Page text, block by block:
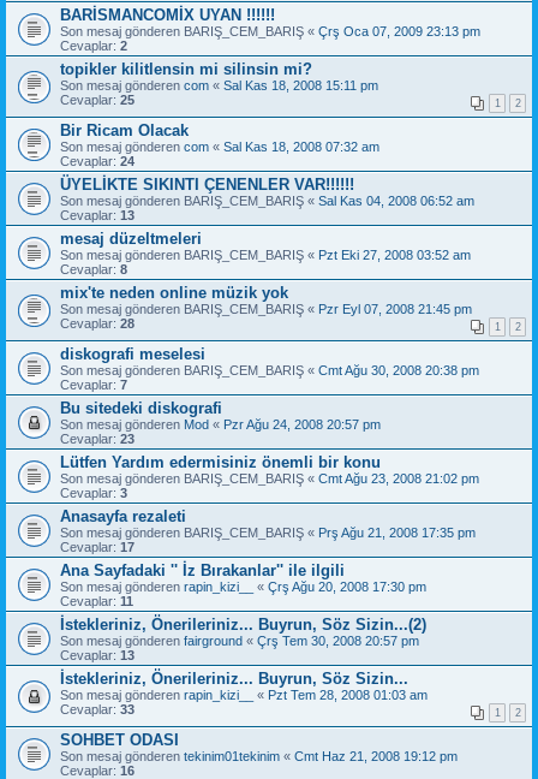
BARİSMANCOMİX UYAN !!!!!!
Son mesaj gönderen BARIŞ_CEM_BARIŞ « Çrş Oca 07, 2009 23:13 pm
Cevaplar: 2
topikler kilitlensin mi silinsin mi?
Son mesaj gönderen com « Sal Kas 18, 2008 15:11 pm
Cevaplar: 25 1 2
Bir Ricam Olacak
Son mesaj gönderen com « Sal Kas 18, 2008 07:32 am
Cevaplar: 24
ÜYELİKTE SIKINTI ÇENENLER VAR!!!!!!
Son mesaj gönderen BARIŞ_CEM_BARIŞ « Sal Kas 04, 2008 06:52 am
Cevaplar: 13
mesaj düzeltmeleri
Son mesaj gönderen BARIŞ_CEM_BARIŞ « Pzt Eki 27, 2008 03:52 am
Cevaplar: 8
mix'te neden online müzik yok
Son mesaj gönderen BARIŞ_CEM_BARIŞ « Pzr Eyl 07, 2008 21:45 pm
Cevaplar: 28 1 2
diskografi meselesi
Son mesaj gönderen BARIŞ_CEM_BARIŞ « Cmt Ağu 30, 2008 20:38 pm
Cevaplar: 7
Bu sitedeki diskografi
Son mesaj gönderen Mod « Pzr Ağu 24, 2008 20:57 pm
Cevaplar: 23
Lütfen Yardım edermisiniz önemli bir konu
Son mesaj gönderen BARIŞ_CEM_BARIŞ « Cmt Ağu 23, 2008 21:02 pm
Cevaplar: 3
Anasayfa rezaleti
Son mesaj gönderen BARIŞ_CEM_BARIŞ « Prş Ağu 21, 2008 17:35 pm
Cevaplar: 17
Ana Sayfadaki '' İz Bırakanlar'' ile ilgili
Son mesaj gönderen rapin_kizi__ « Çrş Ağu 20, 2008 17:30 pm
Cevaplar: 11
İstekleriniz, Önerileriniz... Buyrun, Söz Sizin...(2)
Son mesaj gönderen fairground « Çrş Tem 30, 2008 20:57 pm
Cevaplar: 13
İstekleriniz, Önerileriniz... Buyrun, Söz Sizin...
Son mesaj gönderen rapin_kizi__ « Pzt Tem 28, 2008 01:03 am
Cevaplar: 33 1 2
SOHBET ODASI
Son mesaj gönderen tekinim01tekinim « Cmt Haz 21, 2008 19:12 pm
Cevaplar: 16